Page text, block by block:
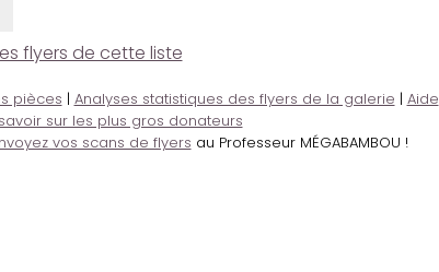
flyers de cette liste
pièces | Analyses statistiques des flyers de la galerie | Aide
sur les plus gros donateurs
vos scans de flyers au Professeur MÉGABAMBOU !